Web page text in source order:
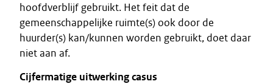
hoofdverblijf gebruikt. Het feit dat de
gemeenschappelijke ruimte(s) ook door de
huurder(s) kan/kunnen worden gebruikt, doet daar
niet aan af.
Cijfermatige uitwerking casus